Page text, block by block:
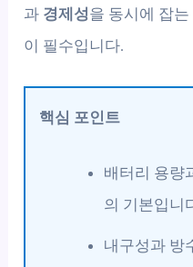
과 경제성을 동시에 잡
이 필수입니다.
핵심 포인트
배터리 용량
의 기본입니
내구성과 방